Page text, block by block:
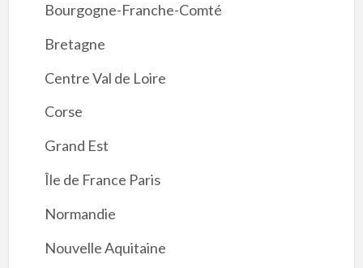
Bourgogne-Franche-Comté
Bretagne
Centre Val de Loire
Corse
Grand Est
Île de France Paris
Normandie
Nouvelle Aquitaine